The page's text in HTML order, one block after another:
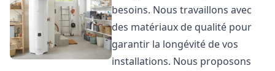
besoins. Nous travaillons avec
des matériaux de qualité pour
garantir la longévité de vos
installations. Nous proposons